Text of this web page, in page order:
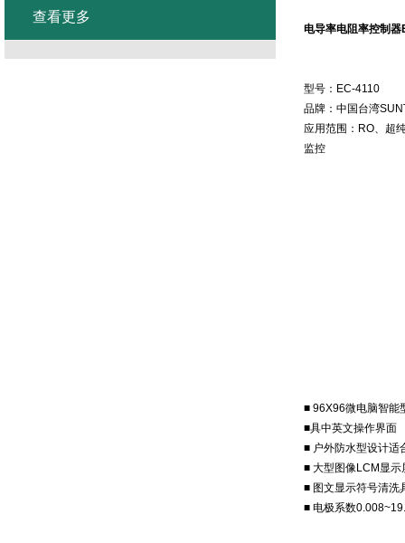
电导率电阻率控制器
型号： EC-4110
品牌：中国台湾
应用范围： RO、超
监控
■ 96X96微电脑智能
■具中英文操作界面
■ 户外防水型设计适
■ 大型图像LCM 显示
■ 图文显示符号清洗
■ 电极系数
查看更多